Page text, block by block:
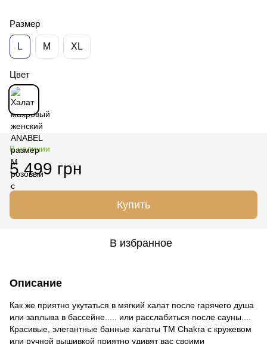
Размер
L М XL
Цвет
В наличии
5 499 грн
Купить
В избранное
Описание
Как же приятно укутаться в мягкий халат после гарячего душа
или заплыва в бассейне..... или расслабиться после сауны....
Красивые, элегантные банные халаты ТМ Chakra с кружевом
или ручной вышивкой приятно удивят вас своими